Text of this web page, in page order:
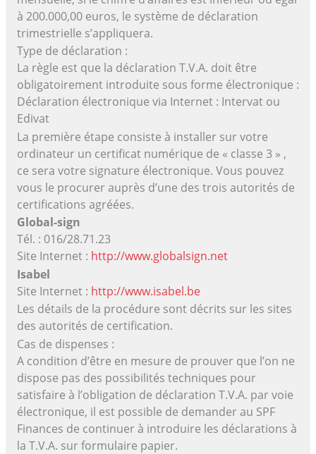
à 200.000,00 euros, le système de déclaration
trimestrielle s’appliquera.
Type de déclaration :
La règle est que la déclaration T.V.A. doit être
obligatoirement introduite sous forme électronique :
Déclaration électronique via Internet : Intervat ou
Edivat
La première étape consiste à installer sur votre
ordinateur un certificat numérique de « classe 3 » ,
ce sera votre signature électronique. Vous pouvez
vous le procurer auprès d’une des trois autorités de
certifications agréées.
Global-sign
Tél. : 016/28.71.23
Site Internet : http://www.globalsign.net
Isabel
Site Internet : http://www.isabel.be
Les détails de la procédure sont décrits sur les sites
des autorités de certification.
Cas de dispenses :
A condition d’être en mesure de prouver que l’on ne
dispose pas des possibilités techniques pour
satisfaire à l’obligation de déclaration T.V.A. par voie
électronique, il est possible de demander au SPF
Finances de continuer à introduire les déclarations à
la T.V.A. sur formulaire papier.